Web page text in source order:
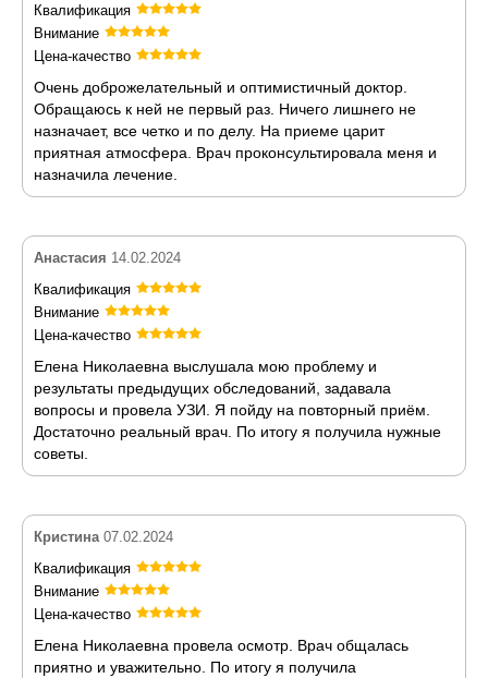
Квалификация
Внимание
Цена-качество
Очень доброжелательный и оптимистичный доктор.
Обращаюсь к ней не первый раз. Ничего лишнего не
назначает, все четко и по делу. На приеме царит
приятная атмосфера. Врач проконсультировала меня и
назначила лечение.
Анастасия 14.02.2024
Квалификация
Внимание
Цена-качество
Елена Николаевна выслушала мою проблему и
результаты предыдущих обследований, задавала
вопросы и провела УЗИ. Я пойду на повторный приём.
Достаточно реальный врач. По итогу я получила нужные
советы.
Кристина 07.02.2024
Квалификация
Внимание
Цена-качество
Елена Николаевна провела осмотр. Врач общалась
приятно и уважительно. По итогу я получила